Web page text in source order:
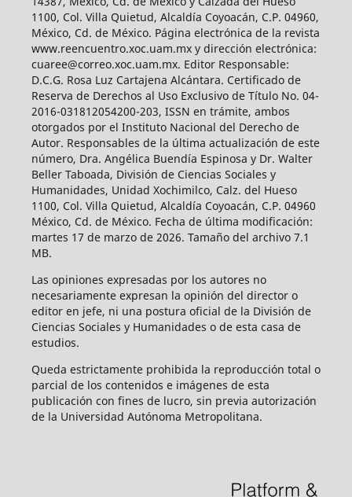
1100, Col. Villa Quietud, Alcaldía Coyoacán, C.P. 04960,
México, Cd. de México. Página electrónica de la revista
www.reencuentro.xoc.uam.mx y dirección electrónica:
cuaree@correo.xoc.uam.mx. Editor Responsable:
D.C.G. Rosa Luz Cartajena Alcántara. Certificado de
Reserva de Derechos al Uso Exclusivo de Título No. 04-
2016-031812054200-203, ISSN en trámite, ambos
otorgados por el Instituto Nacional del Derecho de
Autor. Responsables de la última actualización de este
número, Dra. Angélica Buendía Espinosa y Dr. Walter
Beller Taboada, División de Ciencias Sociales y
Humanidades, Unidad Xochimilco, Calz. del Hueso
1100, Col. Villa Quietud, Alcaldía Coyoacán, C.P. 04960
México, Cd. de México. Fecha de última modificación:
martes 17 de marzo de 2026. Tamaño del archivo 7.1
MB.
Las opiniones expresadas por los autores no
necesariamente expresan la opinión del director o
editor en jefe, ni una postura oficial de la División de
Ciencias Sociales y Humanidades o de esta casa de
estudios.
Queda estrictamente prohibida la reproducción total o
parcial de los contenidos e imágenes de esta
publicación con fines de lucro, sin previa autorización
de la Universidad Autónoma Metropolitana.